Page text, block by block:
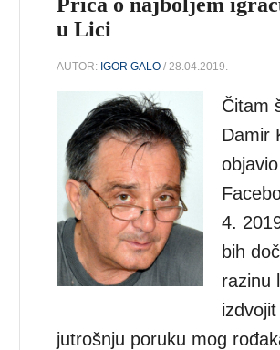
u Lici
AUTOR: IGOR GALO / 28.04.2019.
Čitam
Damir
4.
bih
razinu
jutrošnju poruku mog